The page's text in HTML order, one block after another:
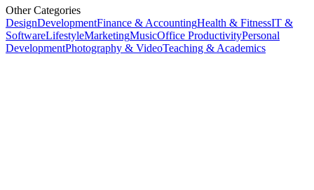
Other Categories
DesignDevelopmentFinance & AccountingHealth & FitnessIT &
SoftwareLifestyleMarketingMusicOffice ProductivityPersonal
DevelopmentPhotography & VideoTeaching & Academics